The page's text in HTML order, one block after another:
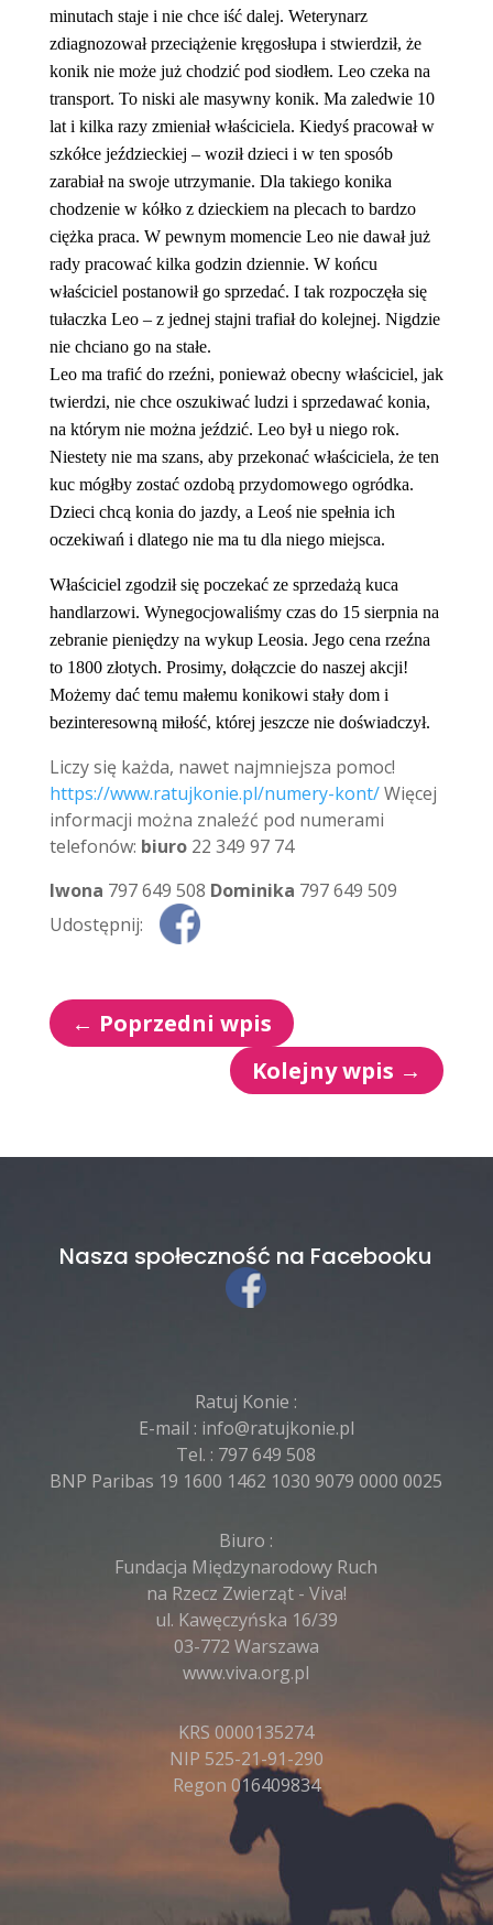
minutach staje i nie chce iść dalej. Weterynarz
zdiagnozował przeciążenie kręgosłupa i stwierdził, że
konik nie może już chodzić pod siodłem. Leo czeka na
transport. To niski ale masywny konik. Ma zaledwie 10
lat i kilka razy zmieniał właściciela. Kiedyś pracował w
szkółce jeździeckiej – woził dzieci i w ten sposób
zarabiałna swoje utrzymanie. Dla takiego konika
chodzenie w kółko z dzieckiem na plecach to bardzo
ciężka praca. W pewnym momencie Leo nie dawał już
rady pracować kilka godzin dziennie. W końcu
właściciel postanowił go sprzedać. I tak rozpoczęła się
tułaczka Leo – z jednej stajni trafiał do kolejnej. Nigdzie
nie chciano go na stałe.
Leo ma trafić do rzeźni, ponieważ obecny właściciel, jak
twierdzi, nie chce oszukiwać ludzi i sprzedawać konia,
na którymnie można jeździć. Leo był u niego rok.
Niestety niema szans, aby przekonać właściciela, że ten
kuc mógłby zostać ozdobą przydomowego ogródka.
Dzieci chcą konia dojazdy, a Leoś nie spełnia ich
oczekiwań i dlatego nie ma tu dla niego miejsca.
Właściciel zgodził się poczekać ze sprzedażą kuca
handlarzowi. Wynegocjowaliśmy czas do 15 sierpnia na
zebranie pieniędzy na wykup Leosia. Jego cena rzeźna
to 1800 złotych. Prosimy, dołączcie do naszej akcji!
Możemy dać temu małemu konikowi stały dom i
bezinteresowną miłość, której jeszcze nie doświadczył.
Liczy się każda, nawet najmniejsza pomoc!
https://www.ratujkonie.pl/numery-kont/Więcej
informacji można znaleźć pod numerami
telefonów: biuro 22 349 97 74
Iwona 797 649 508 Dominika 797 649 509
Udostępnij:
← Poprzedni wpis
Kolejny wpis →
Nasza społeczność na Facebooku
Ratuj Konie :
E-mail : info@ratujkonie.pl
Tel. : 797 649 508
BNP Paribas 19 1600 1462 1030 9079 0000 0025
Biuro :
Fundacja Międzynarodowy Ruch
na Rzecz Zwierząt - Viva!
ul. Kawęczyńska 16/39
03-772 Warszawa
www.viva.org.pl
KRS 0000135274
NIP 525-21-91-290
Regon 016409834